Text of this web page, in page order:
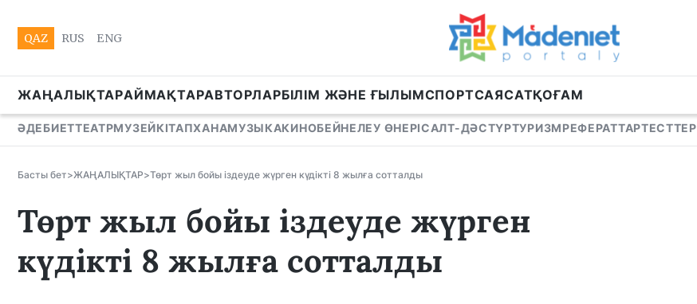
QAZ RUS ENG
ЖАҢАЛЫҚТАРАЙМАҚТАРАВТОРЛАРБІЛІМ ЖӘНЕ ҒЫЛЫМСПОРТСАЯСАТҚОҒАМ
ӘДЕБИЕТТЕАТРМУЗЕЙКІТАПХАНАМУЗЫКАКИНОБЕЙНЕЛЕУ ӨНЕРІСАЛТ-ДӘСТҮРТУРИЗМРЕФЕРАТТАРТЕСТТЕР
Басты бет>ЖАҢАЛЫҚТАР>Төрт жыл бойы іздеуде жүрген күдікті 8 жылға сотталды
Төрт жыл бойы іздеуде жүрген
күдікті 8 жылға сотталды